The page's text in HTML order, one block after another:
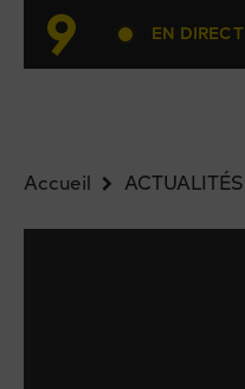
EN DIRECT
Accueil ACTUALITÉS